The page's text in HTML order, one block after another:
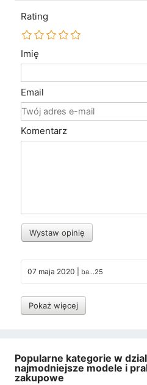
Rating
Imię
Email
Komentarz
Wystaw opinię
07 maja 2020 ba...25
Pokaż więcej
Popularne kategorie w
najmodniejsze modele i
zakupowe